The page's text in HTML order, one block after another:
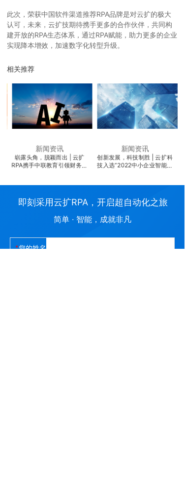
此次，荣获中国软件渠道推荐RPA品牌是对云扩的极大
认可，未来，云扩技期待携手更多的合作伙伴，共同构
建开放的RPA生态体系，通过RPA赋能，助力更多的企业
实现降本增效，加速数字化转型升级。
相关推荐
新闻资讯
创新发展，科技制胜 | 云扩科
技入选“2022中小企业智能化
新闻资讯
云程发轫，万里可期 | 云扩科
技再次入选Gartner《2022年
您的姓名
即刻采用云扩RPA，开启超自动化之旅
简单 · 智能，成就非凡